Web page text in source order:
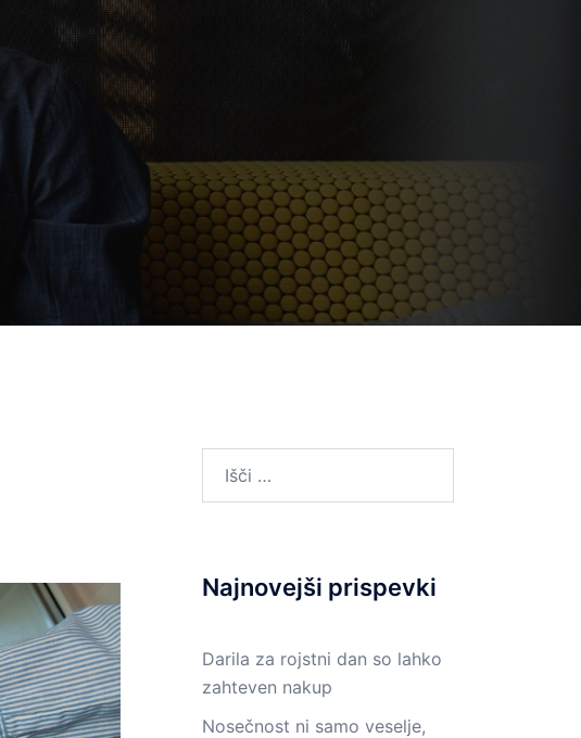
Najnovejši prispevki
Darila za rojstni dan so lahko
zahteven nakup
Nosečnost ni samo veselje,